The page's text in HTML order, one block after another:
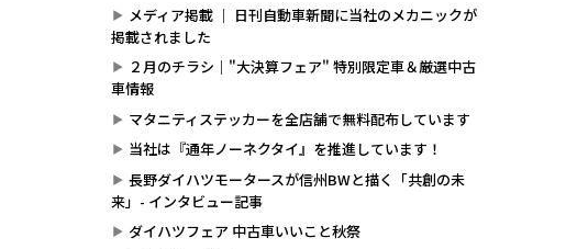
メディア掲載 ｜ 日刊自動車新聞に当社のメカニックが
掲載されました
２月のチラシ｜"大決算フェア" 特別限定車＆厳選中古
車情報
マタニティステッカーを全店舗で無料配布しています
当社は『通年ノーネクタイ』を推進しています！
長野ダイハツモータースが信州BWと描く「共創の未
来」- インタビュー記事
ダイハツフェア 中古車いいこと秋祭